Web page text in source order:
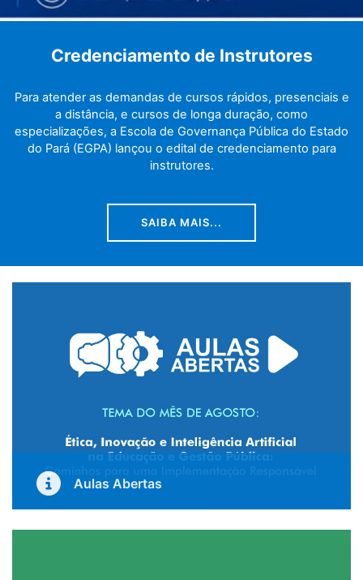
Credenciamento de Instrutores
Para atender as demandas de cursos rápidos, presenciais e
a distância, e cursos de longa duração, como
especializações, a Escola de Governança Pública do Estado
do Pará (EGPA) lançou o edital de credenciamento para
instrutores.
SAIBA MAIS...
Aulas Abertas